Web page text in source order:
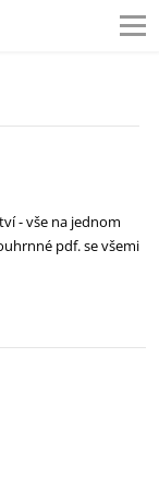
- vše na jednom
pdf. se všemi